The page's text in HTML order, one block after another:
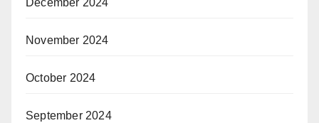
December 2024
November 2024
October 2024
September 2024